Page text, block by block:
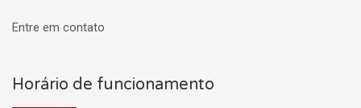
Entre em contato
Horário de funcionamento